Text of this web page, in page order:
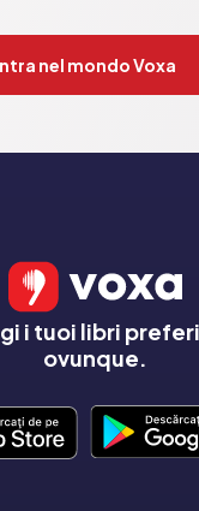
nel mondo Voxa
i tuoi libri
ovunque.